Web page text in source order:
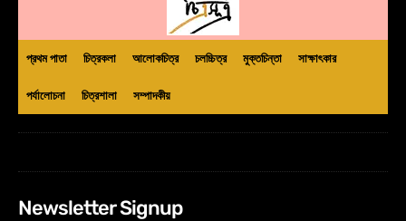
প্রথম পাতা চিত্রকলা আলোকচিত্র চলচ্চিত্র মুক্তচিন্তা সাক্ষাৎকার
পর্যালোচনা চিত্রশালা সম্পাদকীয়
Newsletter Signup